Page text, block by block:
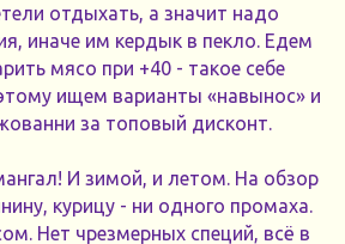
отдыхать, а значит надо
иначе им кердык в пекло. Едем
мясо при +40 - такое себе
ищем варианты «навынос» и
за топовый дисконт.
И зимой, и летом. На обзор
курицу - ни одного промаха.
Нет чрезмерных специй, всё в